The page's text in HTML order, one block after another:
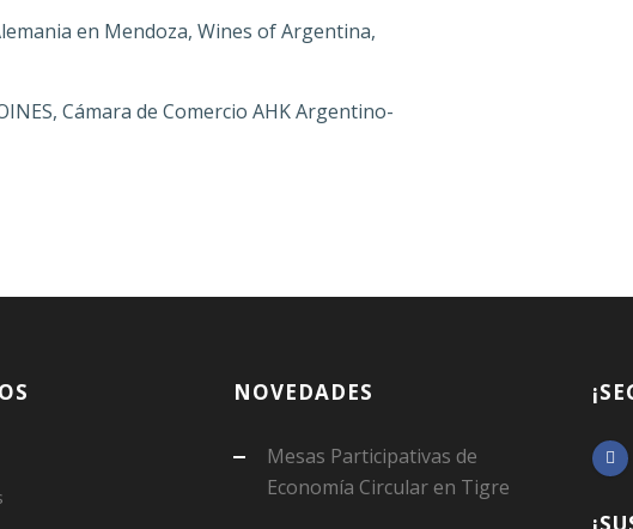
en Mendoza, Wines of Argentina,
Cámara de Comercio AHK Argentino-
NOVEDADES
Mesas Participativas de
Economía Circular en Tigre